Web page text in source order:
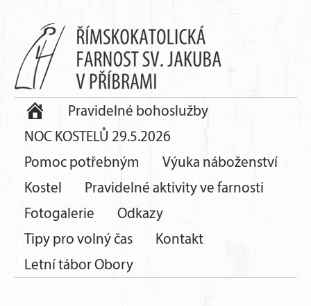
Pravidelné bohoslužby
NOC KOSTELŮ 29.5.2026
Pomoc potřebným
Výuka náboženství
Kostel
Pravidelné aktivity ve farnosti
Fotogalerie
Odkazy
Tipy pro volný čas
Kontakt
Letní tábor Obory